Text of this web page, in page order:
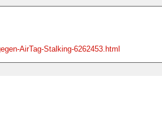
AirTag-Stalking-6262453.html